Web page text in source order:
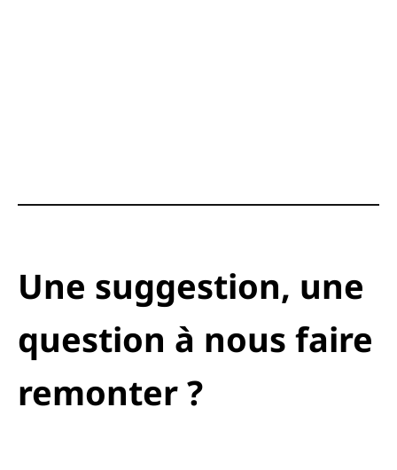
Une suggestion, une
question à nous faire
remonter ?